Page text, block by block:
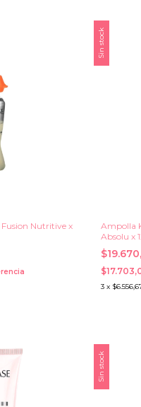
Nutritive x
Sin stock
Ampolla
Absolu x
3 x
Sin stock